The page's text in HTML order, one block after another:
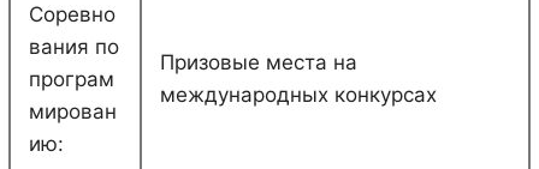
Соревно
вания по
програм
мирован
ию:
Призовые места на
международных конкурсах